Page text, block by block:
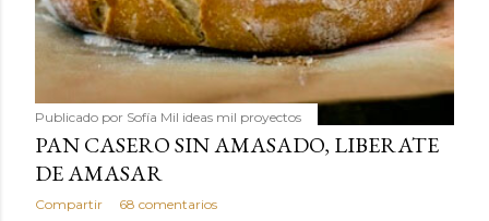
Publicado por Sofía Mil ideas mil proyectos
PAN CASERO SIN AMASADO, LIBERATE
DE AMASAR
Compartir 68 comentarios